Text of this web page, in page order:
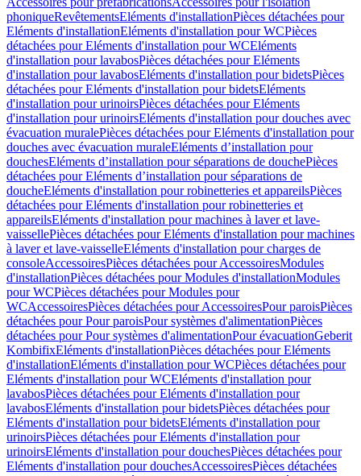
phoniqueRevêtementsEléments d'installationPièces détachées pour
Eléments d'installationEléments d'installation pour WCPièces
détachées pour Eléments d'installation pour WCEléments
d'installation pour lavabosPièces détachées pour Eléments
d'installation pour lavabosEléments d'installation pour bidetsPièces
détachées pour Eléments d'installation pour bidetsEléments
d'installation pour urinoirsPièces détachées pour Eléments
d'installation pour urinoirsEléments d'installation pour douches avec
évacuation muralePièces détachées pour Eléments d'installation pour
douches avec évacuation muraleEléments d’installation pour
douchesEléments d’installation pour séparations de douchePièces
détachées pour Eléments d’installation pour séparations de
doucheEléments d'installation pour robinetteries et appareilsPièces
détachées pour Eléments d'installation pour robinetteries et
appareilsEléments d'installation pour machines à laver et lave-
vaissellePièces détachées pour Eléments d'installation pour machines
à laver et lave-vaisselleEléments d'installation pour charges de
consoleAccessoiresPièces détachées pour AccessoiresModules
d'installationPièces détachées pour Modules d'installationModules
pour WCPièces détachées pour Modules pour
WCAccessoiresPièces détachées pour AccessoiresPour paroisPièces
détachées pour Pour paroisPour systèmes d'alimentationPièces
détachées pour Pour systèmes d'alimentationPour évacuationGeberit
KombifixEléments d'installationPièces détachées pour Eléments
d'installationEléments d'installation pour WCPièces détachées pour
Eléments d'installation pour WCEléments d'installation pour
lavabosPièces détachées pour Eléments d'installation pour
lavabosEléments d'installation pour bidetsPièces détachées pour
Eléments d'installation pour bidetsEléments d'installation pour
urinoirsPièces détachées pour Eléments d'installation pour
urinoirsEléments d'installation pour douchesPièces détachées pour
Eléments d'installation pour douchesAccessoiresPièces détachées